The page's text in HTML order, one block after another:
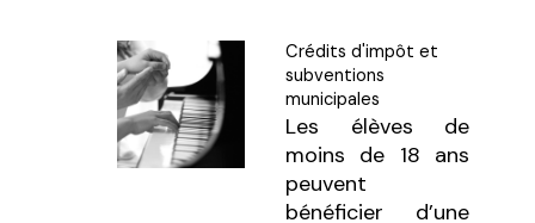
Crédits d'impôt et
subventions
municipales
Les élèves de
moins de 18 ans
peuvent
bénéficier d’une